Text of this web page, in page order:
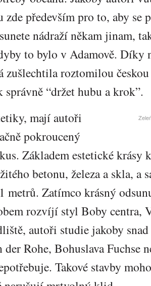
zde především pro to, aby se
nádraží někam jinam,
to bylo v Adamově. Díky
zušlechtila roztomilou
správně “držet hubu a krok”.
mají autoři
pokroucený
Základem estetické krásy
betonu, železa a skla, a
metrů. Zatímco krásný
rozvíjí styl Boby centra,
autoři studie jakoby
der Rohe, Bohuslava Fuchse
Takové stavby